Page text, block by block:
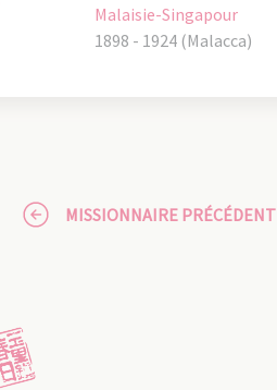
Malaisie-Singapour
1898 - 1924 (Malacca)
MISSIONNAIRE PRÉCÉDENT